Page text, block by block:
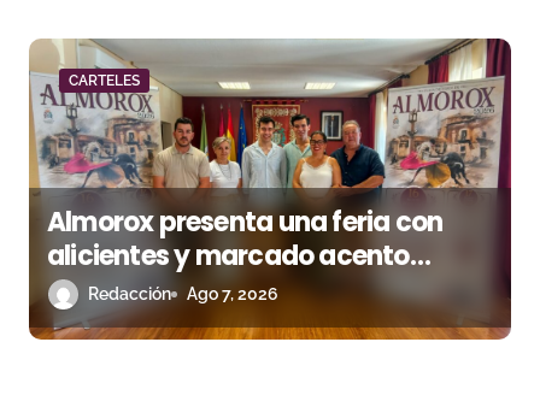
d
a
s
CARTELES
Almorox presenta una feria con
alicientes y marcado acento
toristaRedacción Ago 7, 2026